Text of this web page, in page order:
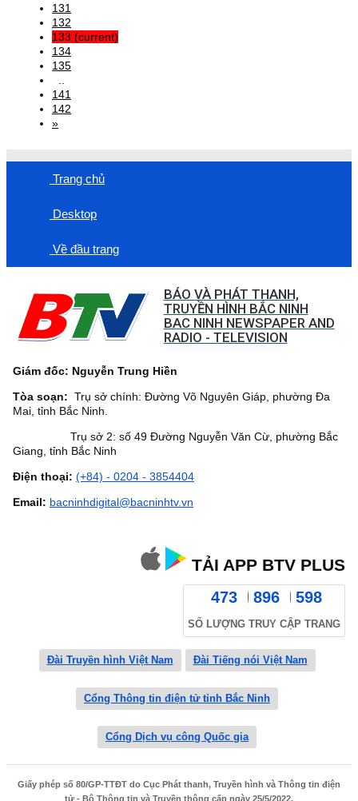
131
132
133 (current)
134
135
141
142
»
Trang chủ
Desktop
Về đầu trang
BÁO VÀ PHÁT THANH,
TRUYỀN HÌNH BẮC NINH
BAC NINH NEWSPAPER AND
RADIO - TELEVISION
Giám đốc: Nguyễn Trung Hiền
Tòa soạn: Trụ sở chính: Đường Võ Nguyên Giáp, phường Đa
Mai, tỉnh Bắc Ninh.
Trụ sở 2: số 49 Đường Nguyễn Văn Cừ, phường Bắc
Giang, tỉnh Bắc Ninh
Điện thoại: (+84) - 0204 - 3854404
Email: bacninhdigital@bacninhtv.vn
TẢI APP BTV PLUS
473 896 598
SỐ LƯỢNG TRUY CẬP TRANG
Đài Truyền hình Việt Nam Đài Tiếng nói Việt Nam
Cổng Thông tin điện tử tỉnh Bắc Ninh
Cổng Dịch vụ công Quốc gia
Giấy phép số 80/GP-TTĐT do Cục Phát thanh, Truyền hình và Thông tin điện
tử - Bộ Thông tin và Truyền thông cấp ngày 25/5/2022.